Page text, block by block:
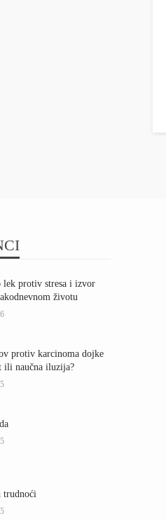
lek protiv stresa i izvor
životu
protiv karcinoma dojke
ili naučna iluzija?
trudnoći